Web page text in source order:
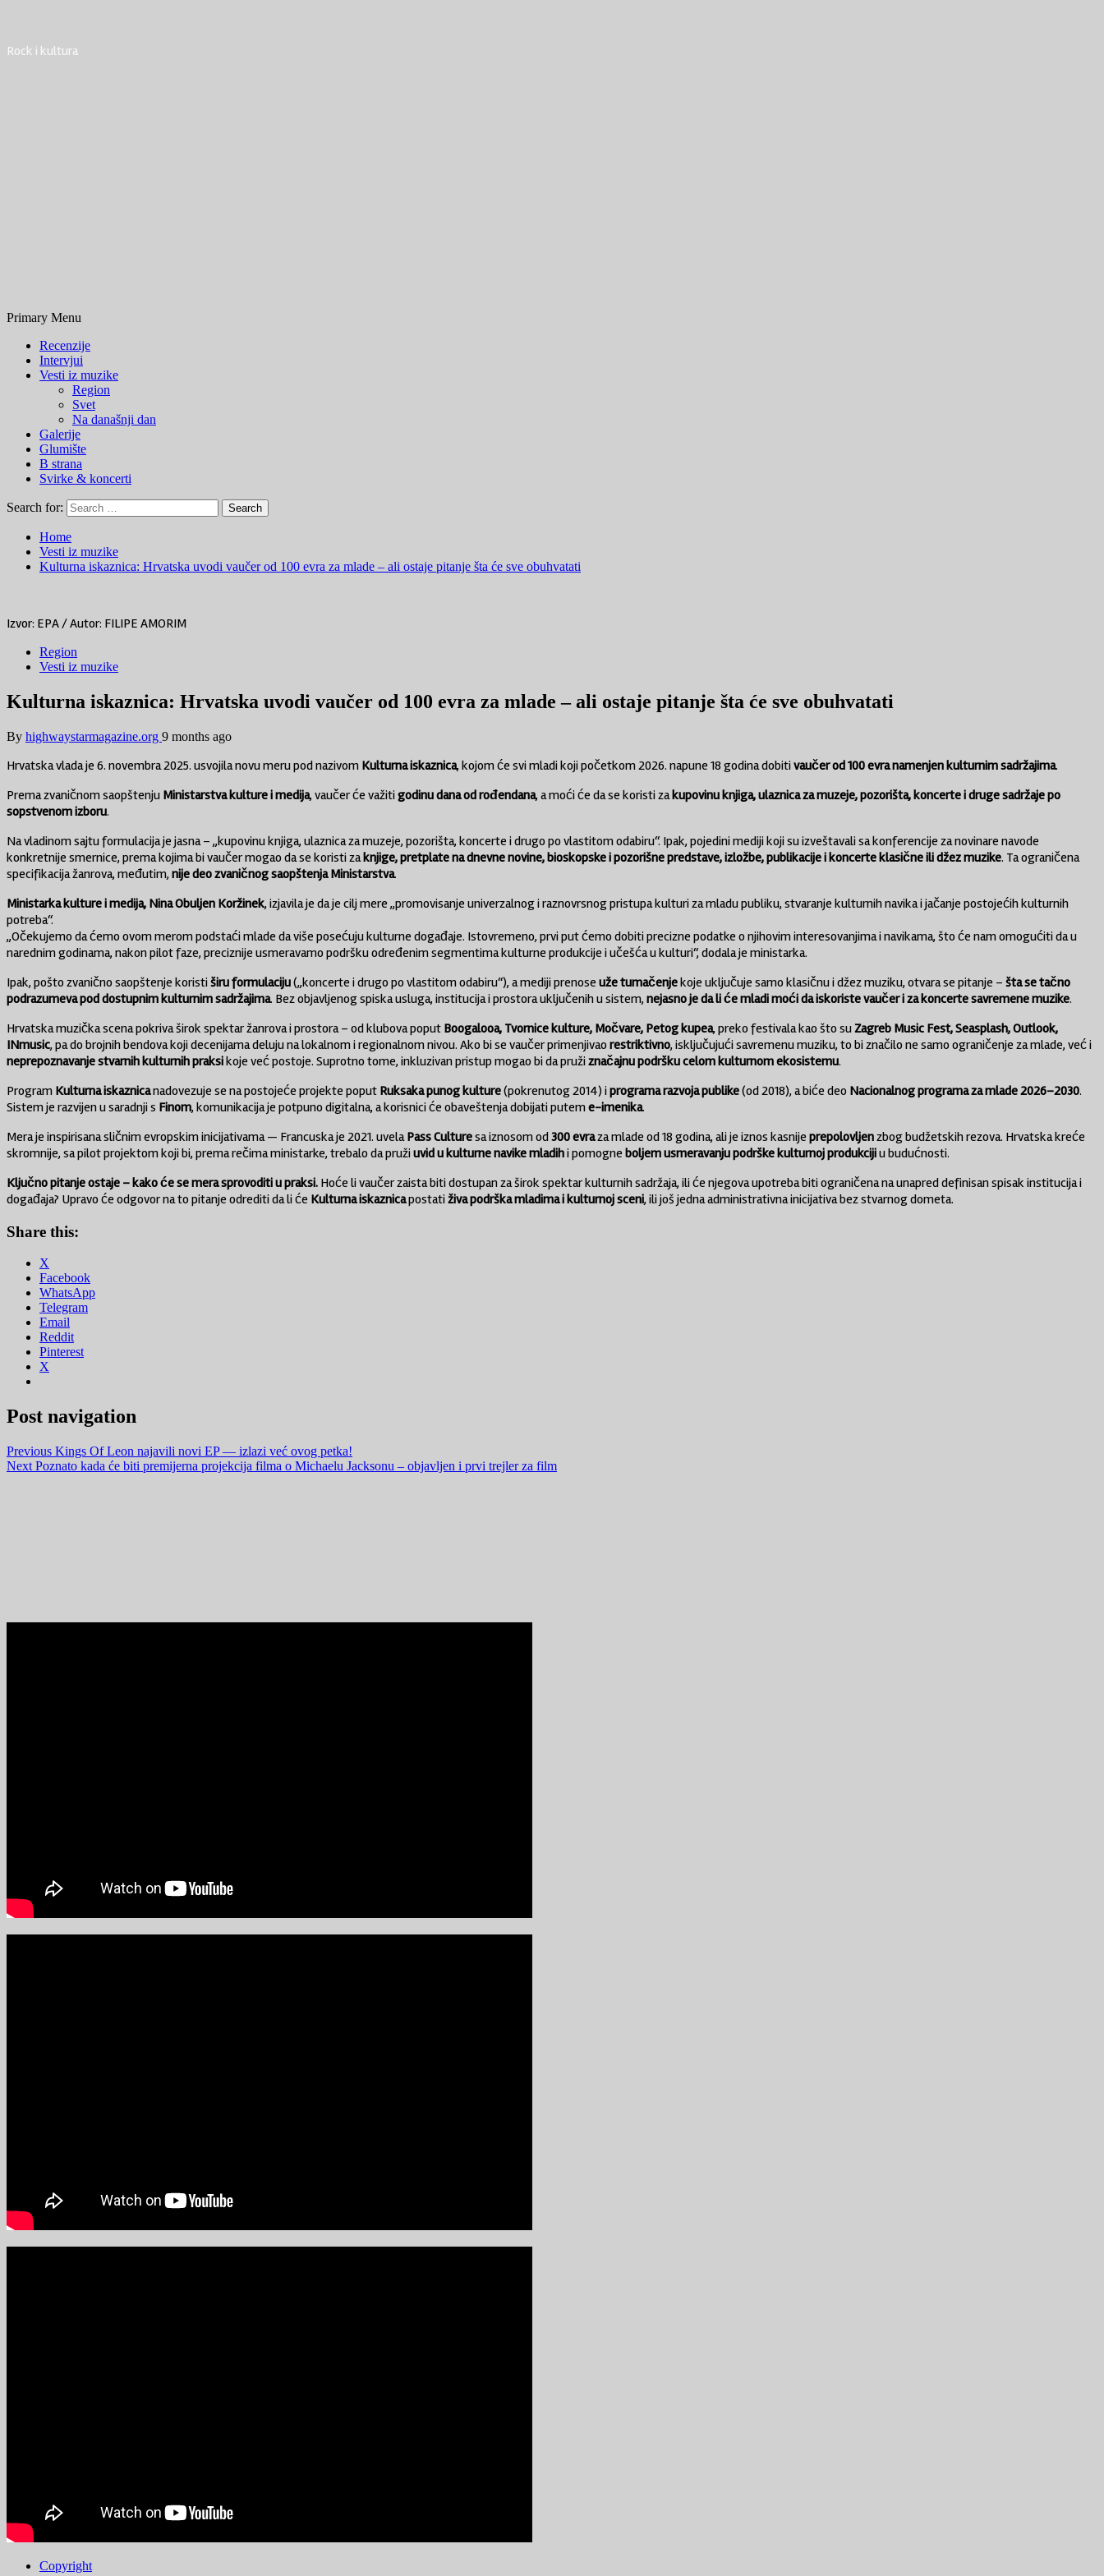
Rock i kultura
Primary Menu
Recenzije
Intervjui
Vesti iz muzike
Region
Svet
Na današnji dan
Galerije
Glumište
B strana
Svirke & koncerti
Search for:
Home
Vesti iz muzike
Kulturna iskaznica: Hrvatska uvodi vaučer od 100 evra za mlade – ali ostaje pitanje šta će sve obuhvatati
Izvor: EPA / Autor: FILIPE AMORIM
Region
Vesti iz muzike
Kulturna iskaznica: Hrvatska uvodi vaučer od 100 evra za mlade – ali ostaje pitanje šta će sve obuhvatati
By highwaystarmagazine.org 9 months ago
Hrvatska vlada je 6. novembra 2025. usvojila novu meru pod nazivom Kulturna iskaznica, kojom će svi mladi koji početkom 2026. napune 18 godina dobitivaučer od 100 evra namenjen kulturnim sadržajima.
Prema zvaničnom saopštenju Ministarstva kulture i medija, vaučer će važitigodinu dana od rođendana, a moći će da se koristi zakupovinu knjiga, ulaznica za muzeje, pozorišta, koncerte i druge sadržaje po
sopstvenom izboru.
Na vladinom sajtu formulacija je jasna – „kupovinu knjiga, ulaznica za muzeje, pozorišta, koncerte i drugo po vlastitom odabiru“. Ipak, pojedini mediji koji su izveštavali sa konferencije za novinare navode
konkretnije smernice, prema kojima bi vaučer mogao da se koristi zaknjige, pretplate na dnevne novine, bioskopske i pozorišne predstave, izložbe, publikacije i koncerte klasične ili džez muzike. Ta ograničena
specifikacija žanrova, međutim, nije deo zvaničnog saopštenja Ministarstva.
Ministarka kulture i medija, Nina Obuljen Koržinek, izjavila je da je cilj mere „promovisanje univerzalnog i raznovrsnog pristupa kulturi za mladu publiku, stvaranje kulturnih navika i jačanje postojećih kulturnih
potreba“.
„Očekujemo da ćemo ovom merom podstaći mlade da više posećuju kulturne događaje. Istovremeno, prvi put ćemo dobiti precizne podatke o njihovim interesovanjima i navikama, što će nam omogućiti da u
narednim godinama, nakon pilot faze, preciznije usmeravamo podršku određenim segmentima kulturne produkcije i učešća u kulturi“, dodala je ministarka.
Ipak, pošto zvanično saopštenje koristiširu formulaciju(„koncerte i drugo po vlastitom odabiru“), a mediji prenose uže tumačenjekoje uključuje samo klasičnu i džez muziku, otvara se pitanje – šta se tačno
podrazumeva pod dostupnim kulturnim sadržajima. Bez objavljenog spiska usluga, institucija i prostora uključenih u sistem, nejasno je da li će mladi moći da iskoriste vaučer i za koncerte savremene muzike.
Hrvatska muzička scena pokriva širok spektar žanrova i prostora – od klubova poput Boogalooa, Tvornice kulture, Močvare, Petog kupea, preko festivala kao što su Zagreb Music Fest, Seasplash, Outlook,
INmusic, pa do brojnih bendova koji decenijama deluju na lokalnom i regionalnom nivou. Ako bi se vaučer primenjivao restriktivno, isključujući savremenu muziku, to bi značilo ne samo ograničenje za mlade, već i
neprepoznavanje stvarnih kulturnih praksikoje već postoje. Suprotno tome, inkluzivan pristup mogao bi da pružiznačajnu podršku celom kulturnom ekosistemu.
Program Kulturna iskaznicanadovezuje se na postojeće projekte poput Ruksaka punog kulture(pokrenutog 2014) iprograma razvoja publike(od 2018), a biće deo Nacionalnog programa za mlade 2026–2030.
Sistem je razvijen u saradnji s Finom, komunikacija je potpuno digitalna, a korisnici će obaveštenja dobijati puteme-imenika.
Mera je inspirisana sličnim evropskim inicijativama — Francuska je 2021. uvelaPass Culturesa iznosom od300 evraza mlade od 18 godina, ali je iznos kasnije prepolovljenzbog budžetskih rezova. Hrvatska kreće
skromnije, sa pilot projektom koji bi, prema rečima ministarke, trebalo da pružiuvid u kulturne navike mladihi pomogne boljem usmeravanju podrške kulturnoj produkcijiu budućnosti.
Ključno pitanje ostaje – kako će se mera sprovoditi u praksi. Hoće li vaučer zaista biti dostupan za širok spektar kulturnih sadržaja, ili će njegova upotreba biti ograničena na unapred definisan spisak institucija i
događaja? Upravo će odgovor na to pitanje odrediti da li će Kulturna iskaznicapostatiživa podrška mladima i kulturnoj sceni, ili još jedna administrativna inicijativa bez stvarnog dometa.
Share this:
X
Facebook
WhatsApp
Telegram
Email
Reddit
Pinterest
X
Post navigation
Previous Kings Of Leon najavili novi EP — izlazi već ovog petka!
Next Poznato kada će biti premijerna projekcija filma o Michaelu Jacksonu – objavljen i prvi trejler za film
Copyright